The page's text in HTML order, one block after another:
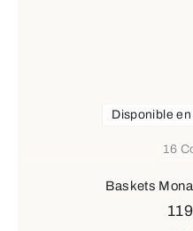
16
Disponible
Baskets